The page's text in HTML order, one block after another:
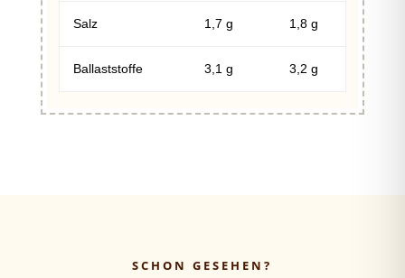
Salz 1,7 g 1,8 g
Ballaststoffe 3,1 g 3,2 g
SCHON GESEHEN?